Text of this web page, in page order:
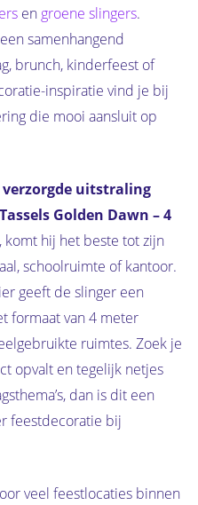
engroene slingers.
samenhangend
brunch, kinderfeest of
inspiratie vind je bij
die mooi aansluit op
uitstraling
Golden Dawn – 4
komt hij het beste tot zijn
schoolruimte of kantoor.
geeft de slinger een
formaat van 4 meter
ruimtes. Zoek je
opvalt en tegelijk netjes
dan is dit een
feestdecoratie bij
veel feestlocaties binnen